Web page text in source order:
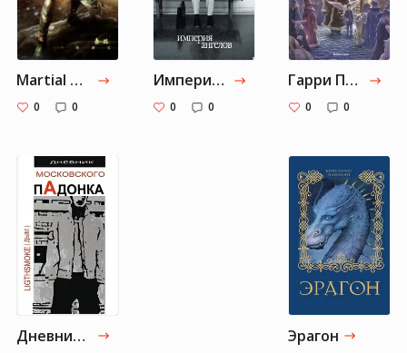
Martial World / Мир боевых искусств :: Tl.Rulate.ru - новеллы и ранобэ читать онлайн
0 0
Империя ангелов
0 0
Гарри Поттер и философский камень
0 0
Дневник московского пАдонка Эрагон